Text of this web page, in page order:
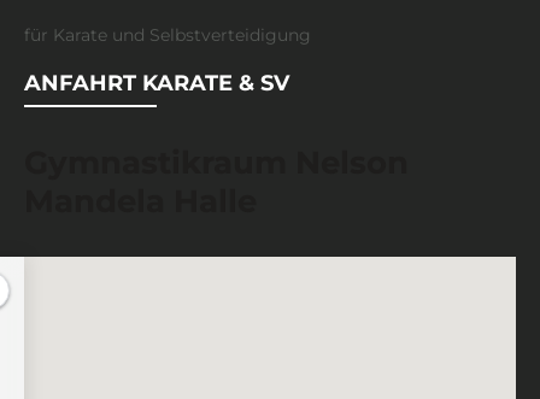
für Karate und Selbstverteidigung
ANFAHRT KARATE & SV